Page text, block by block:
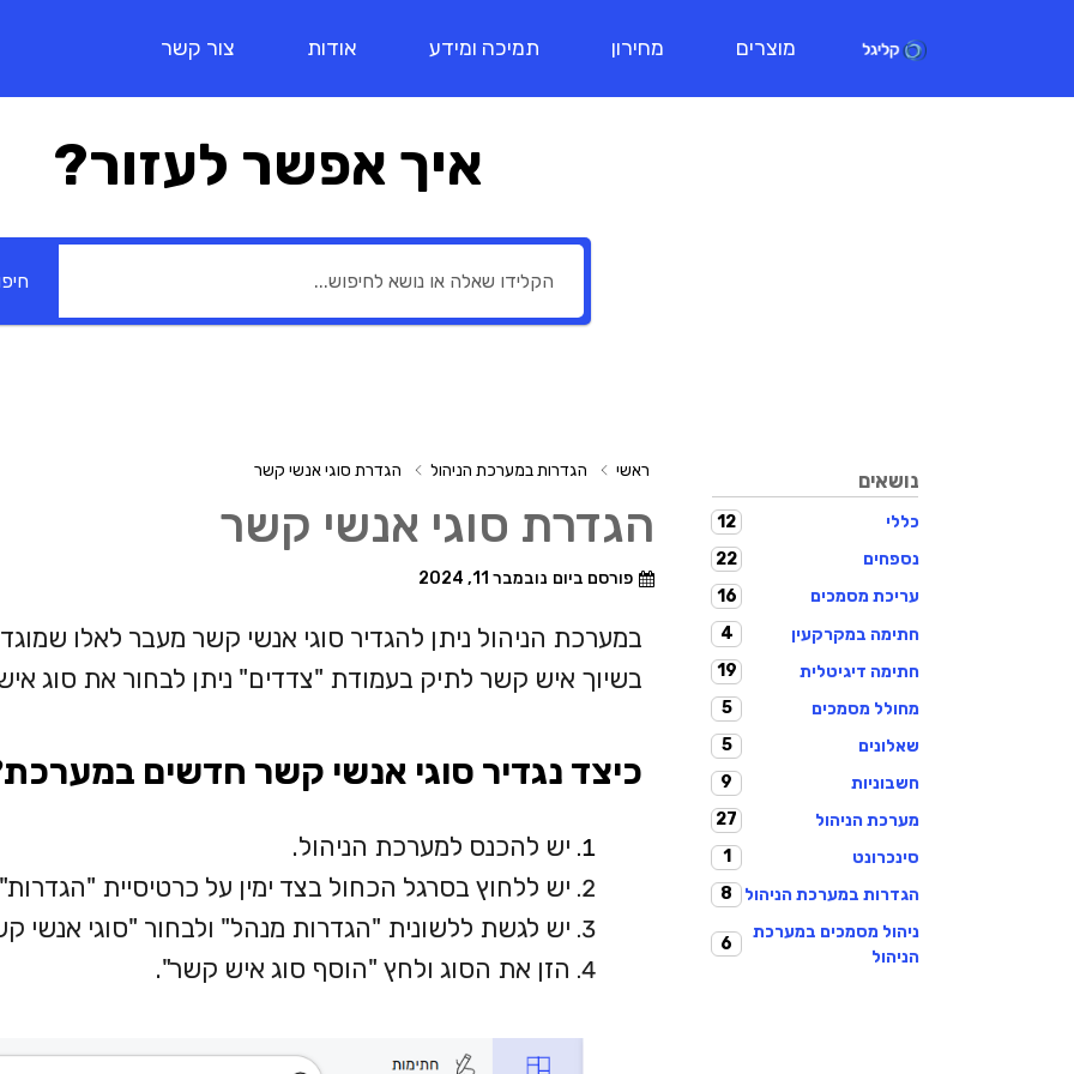
מוצרים מחירון תמיכה ומידע אודות צור קשר
איך אפשר לעזור?
נושאים
כללי
12
נספחים
22
עריכת מסמכים
16
חתימה במקרקעין
4
חתימה דיגיטלית
19
מחולל מסמכים
5
שאלונים
5
חשבוניות
9
מערכת הניהול
27
סינכרונט
1
הגדרות במערכת הניהול
8
ניהול מסמכים במערכת
הניהול
6
ראשי הגדרות במערכת הניהול הגדרת סוגי אנשי קשר
הגדרת סוגי אנשי קשר
פורסם ביום נובמבר 11, 2024
במערכת הניהול ניתן להגדיר סוגי אנשי קשר מעבר לאלו
בשיוך איש קשר לתיק בעמודת "צדדים" ניתן לבחור את סוג
כיצד נגדיר סוגי אנשי קשר חדשים
יש להכנס למערכת הניהול.
יש ללחוץ בסרגל הכחול בצד ימין על כרטיסיית
יש לגשת ללשונית "הגדרות מנהל" ולבחור "סוגי אנשי
הזן את הסוג ולחץ "הוסף סוג איש קשר".